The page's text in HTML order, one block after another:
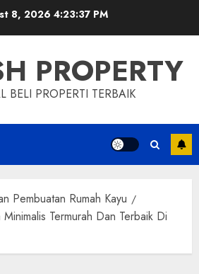
8, 2026 4:23:38 PM
PROPERTY
BELI PROPERTI TERBAIK
Pembuatan Rumah Kayu
Minimalis Termurah Dan Terbaik Di